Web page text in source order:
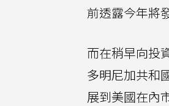
前透露今年將
而在稍早向投
多明尼加共和
展到美國在內